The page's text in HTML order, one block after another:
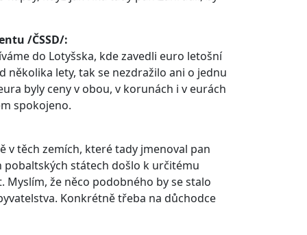
/ČSSD/:
do Lotyšska, kde zavedli euro letošní
několika lety, tak se nezdražilo ani o jednu
byly ceny v obou, v korunách i v eurách
spokojeno.
v těch zemích, které tady jmenoval pan
pobaltských státech došlo k určitému
že něco podobného by se stalo
Konkrétně třeba na důchodce